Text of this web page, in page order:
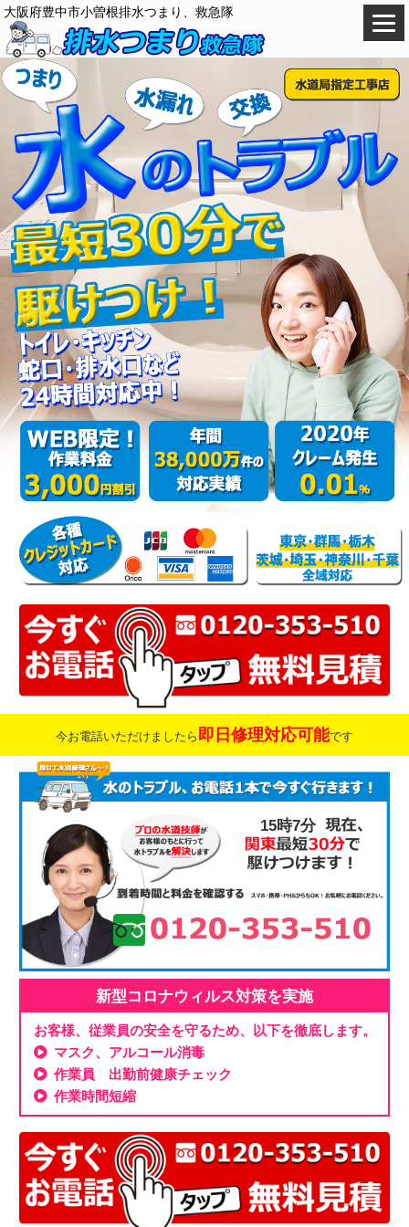
大阪府豊中市小曽根排水つまり、救急隊
今お電話いただけましたら 即日修理対応可能です
15時7分
新型コロナウィルス対策を実施
お客様、従業員の安全を守るため、以下を徹底します。
マスク、アルコール消毒
作業員 出勤前健康チェック
作業時間短縮